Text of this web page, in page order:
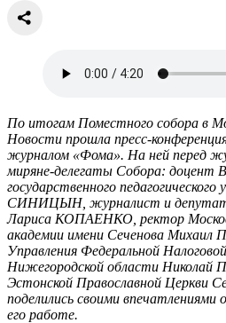
По итогам Поместного собора в
Новости прошла пресс-
журналом «Фома». На ней перед
миряне-делегаты Собора: доцент
государственного
СИНИЦЫН, журналист и депутат
Лариса КОПАЕНКО, ректор
академии имени Сеченова Михаил
Управления Федеральной
Нижегородской области
Эстонской Православной
поделились своими впечатлениями
его работе.